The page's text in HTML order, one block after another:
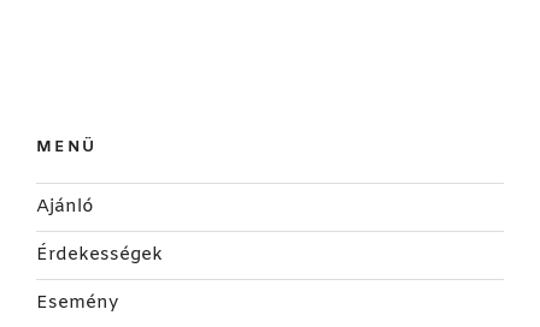
MENÜ
Ajánló
Érdekességek
Esemény